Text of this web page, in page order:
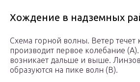
Хождение в надземных
Схема горной волны. Ветер течет
производит первое колебание
возникает дальше и выше.
образуются на пике волн (B).